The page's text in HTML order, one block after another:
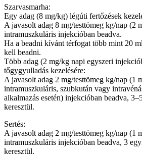
Szarvasmarha:
Egy adag (8 mg/kg) légúti fertőzések
A javasolt adag 8 mg/testtömeg kg/nap (2
intramuszkuláris injekcióban beadva.
Ha a beadni kívánt térfogat több mint 20
kell beadni.
Több adag (2 mg/kg napi egyszeri
tőgygyulladás kezelésére:
A javasolt adag 2 mg/testtömeg kg/nap (1
intramuszkuláris, szubkután vagy
alkalmazás esetén) injekcióban beadva,
keresztül.
Sertés:
A javasolt adag 2 mg/testtömeg kg/nap (1
intramuszkuláris injekcióban beadva, 3
keresztül.